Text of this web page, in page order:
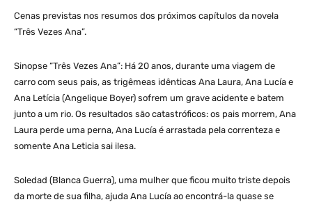
Cenas previstas nos resumos dos próximos capítulos da novela
“Três Vezes Ana”.
Sinopse “Três Vezes Ana”: Há 20 anos, durante uma viagem de
carro com seus pais, as trigêmeas idênticas Ana Laura, Ana Lucía e
Ana Letícia (Angelique Boyer) sofrem um grave acidente e batem
junto a um rio. Os resultados são catastróficos: os pais morrem, Ana
Laura perde uma perna, Ana Lucía é arrastada pela correnteza e
somente Ana Leticia sai ilesa.
Soledad (Blanca Guerra), uma mulher que ficou muito triste depois
da morte de sua filha, ajuda Ana Lucía ao encontrá-la quase se